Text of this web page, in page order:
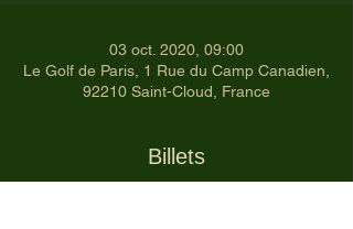
03 oct. 2020, 09:00
Le Golf de Paris, 1 Rue du Camp Canadien,
92210 Saint-Cloud, France
Billets